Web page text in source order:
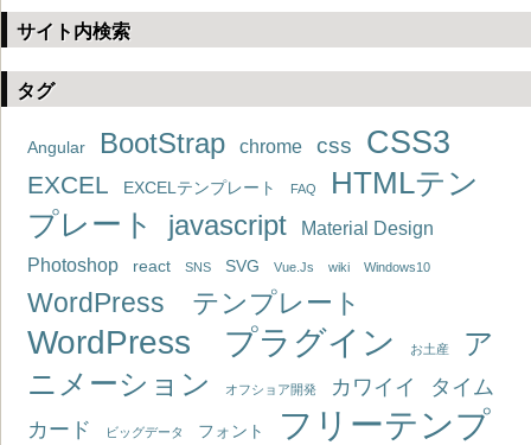
サイト内検索
タグ
Angular BootStrap chrome css CSS3
EXCEL EXCELテンプレート FAQ
HTMLテン
プレート
javascript
Material Design
Photoshop
react SNS SVG Vue.Js wiki Windows10
WordPress テンプレート
WordPress プラグイン お土産
ア
ニメーション
オフショア開発 カワイイ
タイム
カード
ビッグデータ フォント
フリーテンプ